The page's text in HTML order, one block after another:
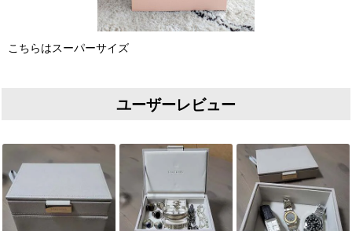
こちらはスーパーサイズ
ユーザーレビュー
Slideshow
Slide controls